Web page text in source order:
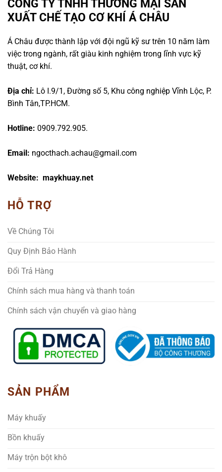
CÔNG TY TNHH THƯƠNG MẠI SẢN
XUẤT CHẾ TẠO CƠ KHÍ Á CHÂU
Á Châu được thành lập với đội ngũ kỹ sư trên 10 năm làm
việc trong ngành, rất giàu kinh nghiệm trong lĩnh vực kỹ
thuật, cơ khí.
Địa chỉ: Lô I.9/1, Đường số 5, Khu công nghiệp Vĩnh Lộc, P.
Bình Tân,TP.HCM.
Hotline: 0909.792.905.
Email: ngocthach.achau@gmail.com
Website: maykhuay.net
HỖ TRỢ
Về Chúng Tôi
Quy Định Bảo Hành
Đổi Trả Hàng
Chính sách mua hàng và thanh toán
Chính sách vận chuyển và giao hàng
SẢN PHẨM
Máy khuấy
Bồn khuấy
Máy trộn bột khô